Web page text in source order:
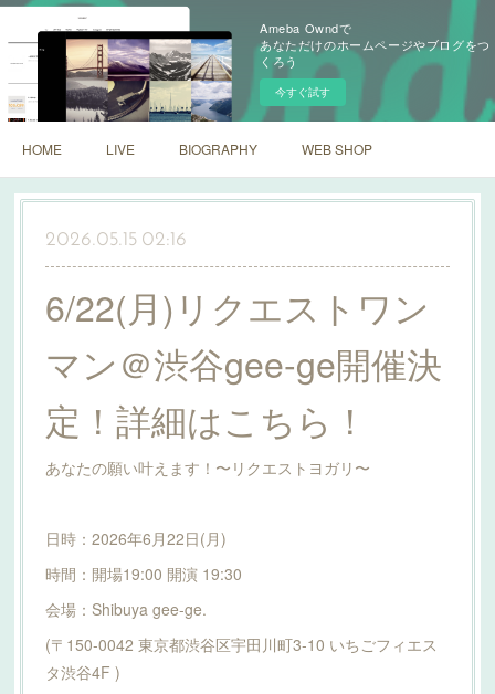
Ameba Owndで
あなただけのホームページやブログをつ
くろう
今すぐ試す
HOME LIVE BIOGRAPHY WEB SHOP
2026.05.15 02:16
6/22(月)リクエストワン
マン＠渋谷gee-ge開催決
定！詳細はこちら！
あなたの願い叶えます！〜リクエストヨガリ〜
日時：2026年6月22日(月)
時間：開場19:00 開演 19:30
会場：Shibuya gee-ge.
(〒150-0042 東京都渋谷区宇田川町3-10 いちごフィエス
タ渋谷4F )